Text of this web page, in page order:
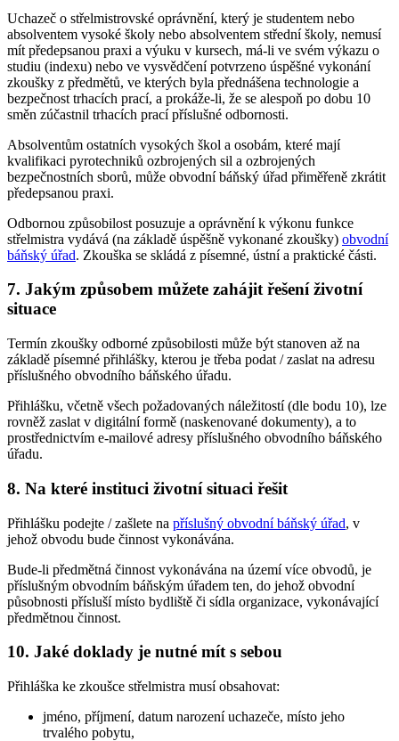
Uchazeč o střelmistrovské oprávnění, který je studentem nebo
absolventem vysoké školy nebo absolventem střední školy, nemusí
mít předepsanou praxi a výuku v kursech, má-li ve svém výkazu o
studiu (indexu) nebo ve vysvědčení potvrzeno úspěšné vykonání
zkoušky z předmětů, ve kterých byla přednášena technologie a
bezpečnost trhacích prací, a prokáže-li, že se alespoň po dobu 10
směn zúčastnil trhacích prací příslušné odbornosti.
Absolventům ostatních vysokých škol a osobám, které mají
kvalifikaci pyrotechniků ozbrojených sil a ozbrojených
bezpečnostních sborů, může obvodní báňský úřad přiměřeně zkrátit
předepsanou praxi.
Odbornou způsobilost posuzuje a oprávnění k výkonu funkce
střelmistra vydává (na základě úspěšně vykonané zkoušky) obvodní
báňský úřad. Zkouška se skládá z písemné, ústní a praktické části.
7. Jakým způsobem můžete zahájit řešení životní
situace
Termín zkoušky odborné způsobilosti může být stanoven až na
základě písemné přihlášky, kterou je třeba podat / zaslat na adresu
příslušného obvodního báňského úřadu.
Přihlášku, včetně všech požadovaných náležitostí (dle bodu 10), lze
rovněž zaslat v digitální formě (naskenované dokumenty), a to
prostřednictvím e-mailové adresy příslušného obvodního báňského
úřadu.
8. Na které instituci životní situaci řešit
Přihlášku podejte / zašlete na příslušný obvodní báňský úřad, v
jehož obvodu bude činnost vykonávána.
Bude-li předmětná činnost vykonávána na území více obvodů, je
příslušným obvodním báňským úřadem ten, do jehož obvodní
působnosti přísluší místo bydliště či sídla organizace, vykonávající
předmětnou činnost.
10. Jaké doklady je nutné mít s sebou
Přihláška ke zkoušce střelmistra musí obsahovat:
jméno, příjmení, datum narození uchazeče, místo jeho
trvalého pobytu,